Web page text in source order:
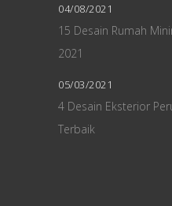
04/08/2021
15 Desain Rumah
2021
05/03/2021
4 Desain Eksterior
Terbaik